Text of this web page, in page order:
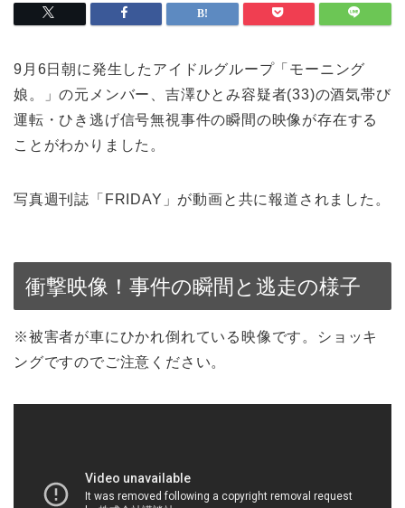
9月6日朝に発生したアイドルグループ「モーニング
娘。」の元メンバー、吉澤ひとみ容疑者(33)の酒気帯び
運転・ひき逃げ信号無視事件の瞬間の映像が存在する
ことがわかりました。
写真週刊誌「FRIDAY」が動画と共に報道されました。
衝撃映像！事件の瞬間と逃走の様子
※被害者が車にひかれ倒れている映像です。ショッキ
ングですのでご注意ください。